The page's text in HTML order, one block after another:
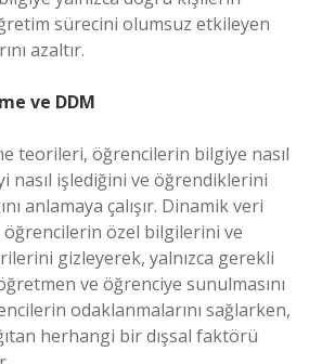
sürecini olumsuz etkileyen
azaltır.
ve DDM
teorileri, öğrencilerin bilgiye nasıl
nasıl işlediğini ve öğrendiklerini
anlamaya çalışır. Dinamik veri
öğrencilerin özel bilgilerini ve
gizleyerek, yalnızca gerekli
ve öğrenciye sunulmasını
odaklanmalarını sağlarken,
herhangi bir dışsal faktörü